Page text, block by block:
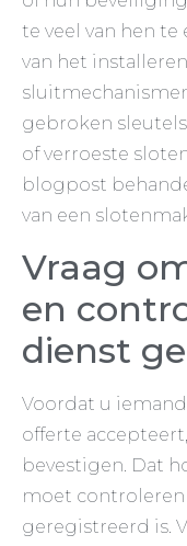
te veel van hen te
van het
gebroken
of verroeste
blogpost
van een
Vraag
en
dienst
Voordat u
offerte
bevestigen. Dat
moet
geregistreerd is.